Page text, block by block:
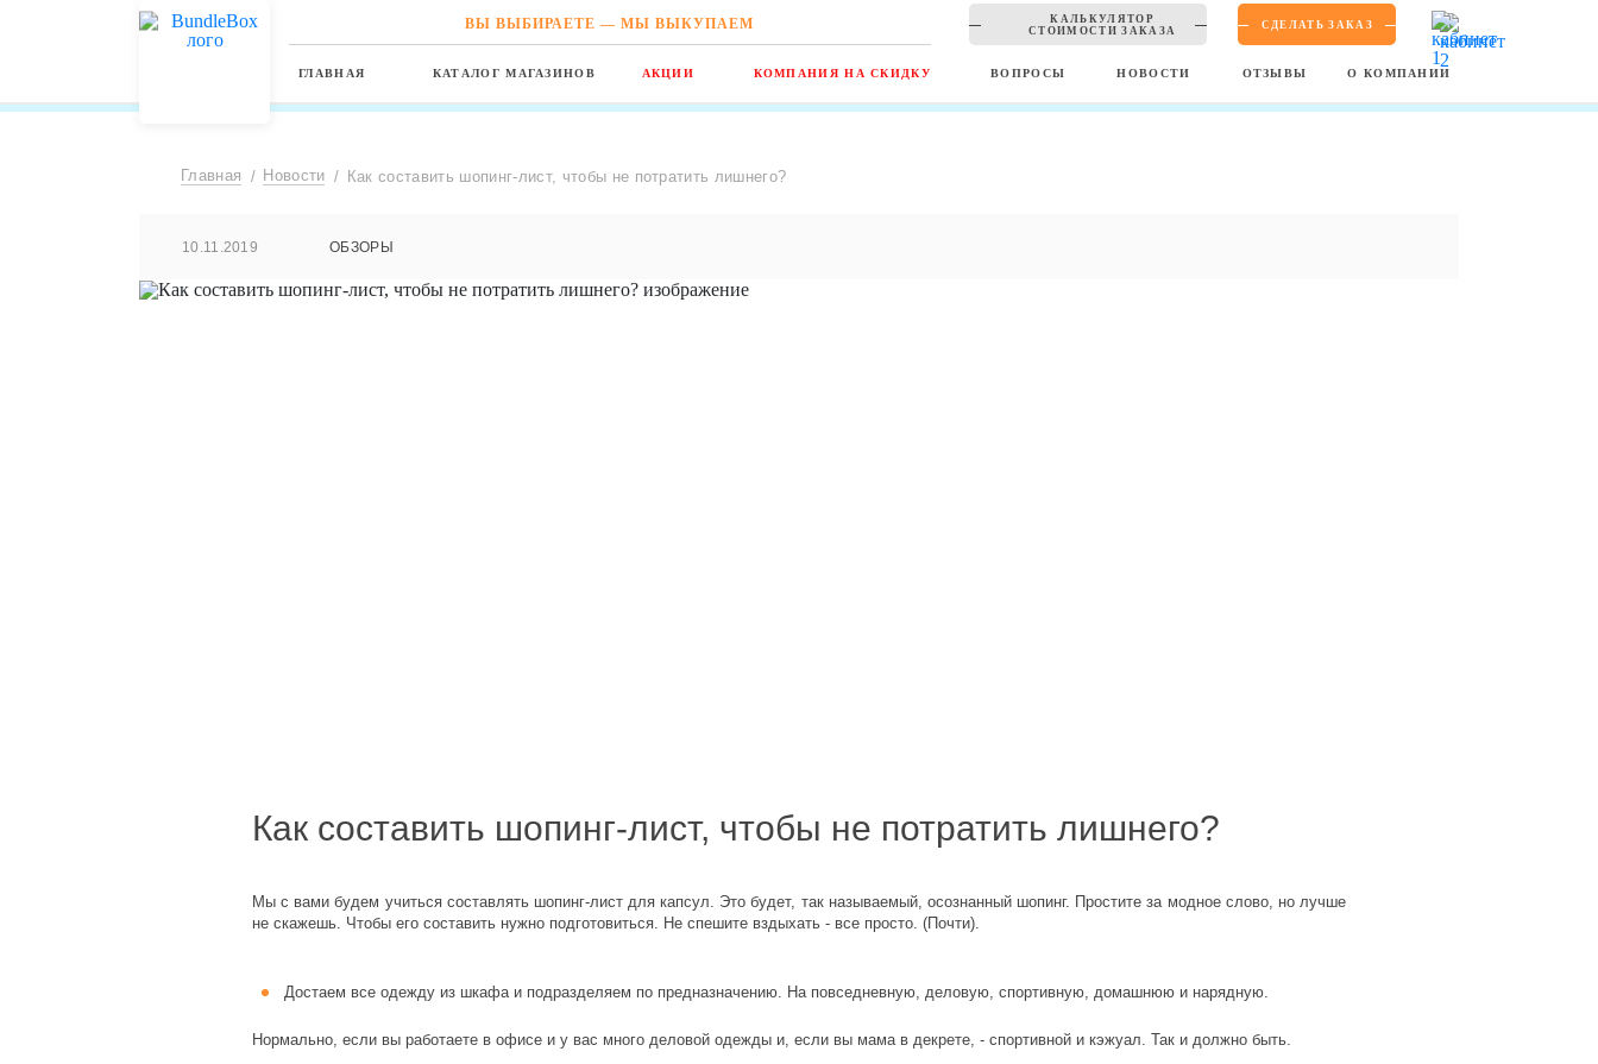
ВЫ ВЫБИРАЕТЕ — МЫ ВЫКУПАЕМ
КАЛЬКУЛЯТОР
СТОИМОСТИ ЗАКАЗА
СДЕЛАТЬ ЗАКАЗ
ГЛАВНАЯ КАТАЛОГ МАГАЗИНОВ АКЦИИ КОМПАНИЯ НА СКИДКУ ВОПРОСЫ НОВОСТИ ОТЗЫВЫ О КОМПАНИИ
Главная Новости Как составить шопинг-лист, чтобы не потратить лишнего?
10.11.2019 ОБЗОРЫ
Как составить шопинг-лист, чтобы не потратить лишнего?
Мы с вами будем учиться составлять шопинг-лист для капсул. Это будет, так называемый, осознанный шопинг. Простите за модное слово, но лучше
не скажешь. Чтобы его составить нужно подготовиться. Не спешите вздыхать - все просто. (Почти).
Достаем все одежду из шкафа и подразделяем по предназначению. На повседневную, деловую, спортивную, домашнюю и нарядную.
Нормально, если вы работаете в офисе и у вас много деловой одежды и, если вы мама в декрете, - спортивной и кэжуал. Так и должно быть.